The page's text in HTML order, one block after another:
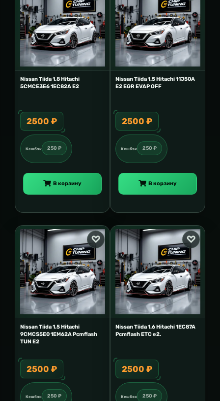
Nissan Tiida 1.8 Hitachi
5CMCE3E6 1EC82A E2
2500 ₽
Кешбэк 250 ₽
В корзину
Nissan Tiida 1.5 Hitachi 11J50A
E2 EGR EVAP OFF
2500 ₽
Кешбэк 250 ₽
В корзину
Nissan Tiida 1.5 Hitachi
9CMCS5E0 1EM62A Pcmflash
TUN E2
2500 ₽
Кешбэк 250 ₽
Nissan Tiida 1.6 Hitachi 1EC87A
Pcmflash ETC e2.
2500 ₽
Кешбэк 250 ₽